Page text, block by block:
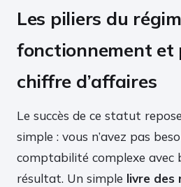
Les piliers du
fonctionnement et
chiffre d’affaires
Le succès de ce statut
simple : vous n’avez pas
comptabilité complexe avec
résultat. Un simple livre des